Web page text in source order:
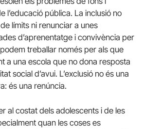
l’educació pública. La inclusió no
límits ni renunciar a unes
d’aprenentatge i convivència per
treballar només per als que
a una escola que no dona resposta
social d’avui. L’exclusió no és una
és una renúncia.
al costat dels adolescents i de les
quan les coses es